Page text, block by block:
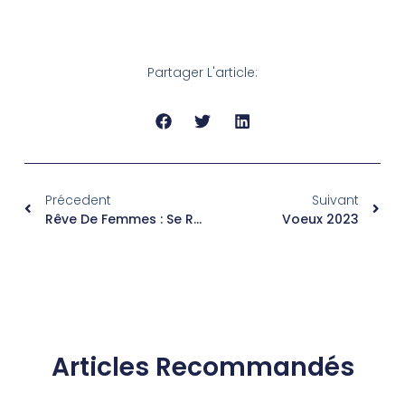
Partager L'article:
Précedent
Rêve De Femmes : Se Reconstruire Après Un Inceste
Suivant
Voeux 2023
Articles Recommandés